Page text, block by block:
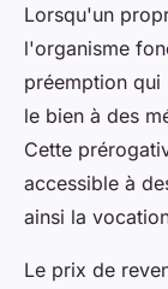
Lorsqu'un
l'organisme
préemption
le bien à des
Cette
accessible à
ainsi la
Le prix de